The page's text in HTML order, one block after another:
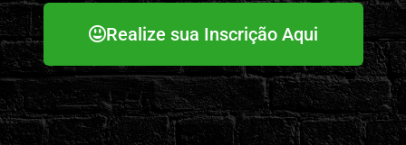
Realize sua Inscrição Aqui